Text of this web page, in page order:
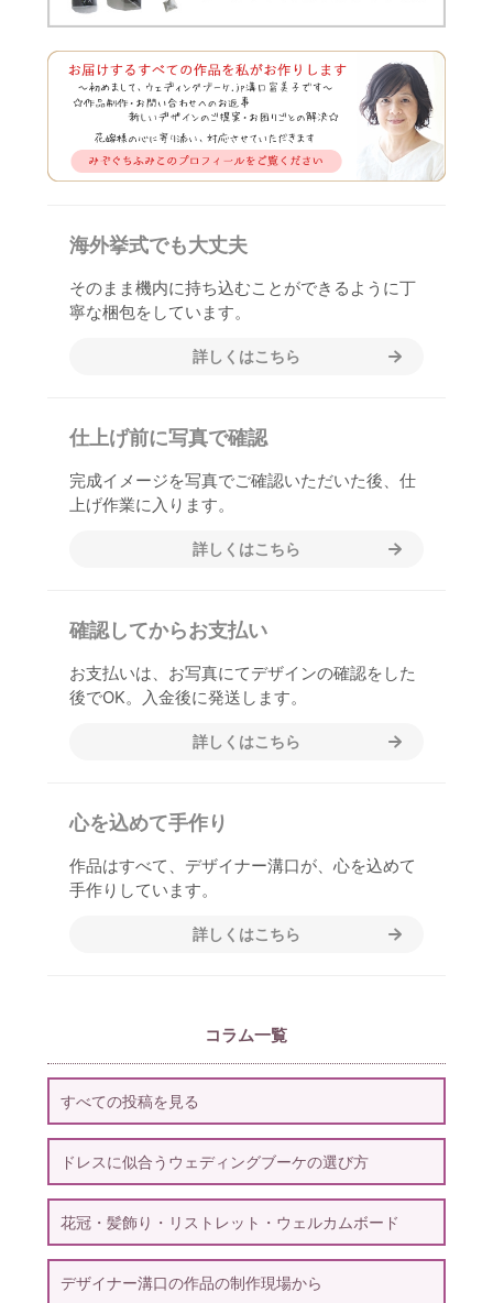
海外挙式でも大丈夫
そのまま機内に持ち込むことができるように丁
寧な梱包をしています。
詳しくはこちら
仕上げ前に写真で確認
完成イメージを写真でご確認いただいた後、仕
上げ作業に入ります。
詳しくはこちら
確認してからお支払い
お支払いは、お写真にてデザインの確認をした
後でOK。入金後に発送します。
詳しくはこちら
心を込めて手作り
作品はすべて、デザイナー溝口が、心を込めて
手作りしています。
詳しくはこちら
コラム一覧
すべての投稿を見る
ドレスに似合うウェディングブーケの選び方
花冠・髪飾り・リストレット・ウェルカムボード
デザイナー溝口の作品の制作現場から